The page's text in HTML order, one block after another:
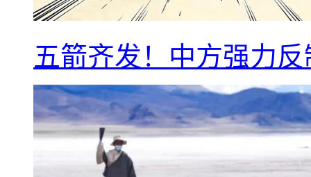
五箭齐发！中方强力